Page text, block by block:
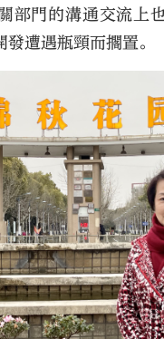
部門的溝通交流上
遭遇瓶頸而擱置。